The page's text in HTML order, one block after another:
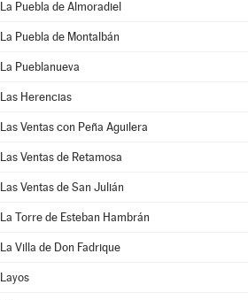
La Puebla de Almoradiel
La Puebla de Montalbán
La Pueblanueva
Las Herencias
Las Ventas con Peña Aguilera
Las Ventas de Retamosa
Las Ventas de San Julián
La Torre de Esteban Hambrán
La Villa de Don Fadrique
Layos